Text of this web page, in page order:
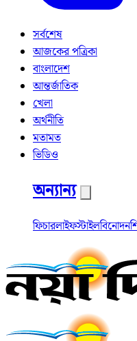
সর্বশেষ
আজকের পত্রিকা
বাংলাদেশ
আন্তর্জাতিক
খেলা
অর্থনীতি
মতামত
ভিডিও
অন্যান্য
ফিচারলাইফস্টাইলবিনোদন